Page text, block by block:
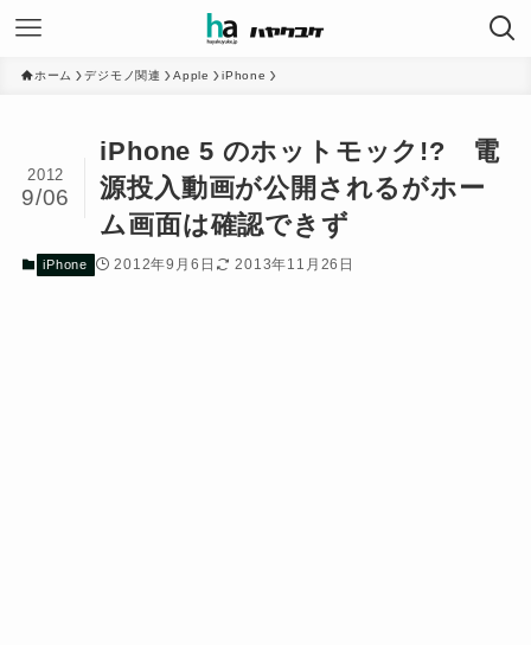
ホーム デジモノ関連 Apple iPhone
iPhone 5 のホットモック!? 電
源投入動画が公開されるがホー
ム画面は確認できず
2012
9/06
iPhone 2012年9月6日 2013年11月26日